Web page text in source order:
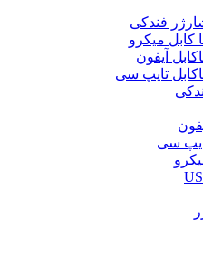
فندکی
کابل میکرو
آیفون
تایپ سی
سی